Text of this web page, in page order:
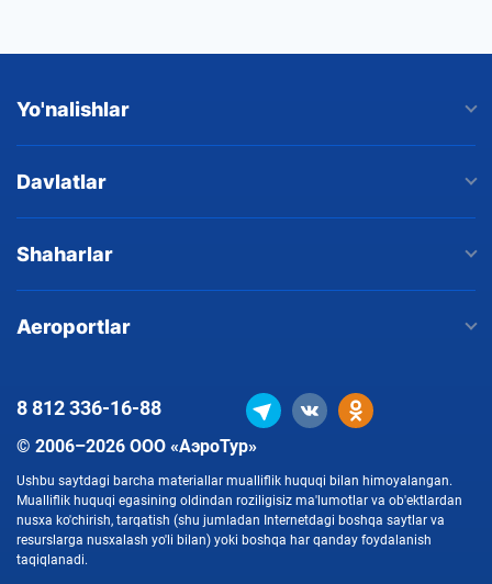
Yo'nalishlar
Davlatlar
Shaharlar
Aeroportlar
© 2006–2026 ООО «АэроТур»
Ushbu saytdagi barcha materiallar mualliflik huquqi bilan himoyalangan.
Mualliflik huquqi egasining oldindan roziligisiz ma'lumotlar va ob'ektlardan
nusxa ko'chirish, tarqatish (shu jumladan Internetdagi boshqa saytlar va
resurslarga nusxalash yo'li bilan) yoki boshqa har qanday foydalanish
taqiqlanadi.
8 812336-16-88